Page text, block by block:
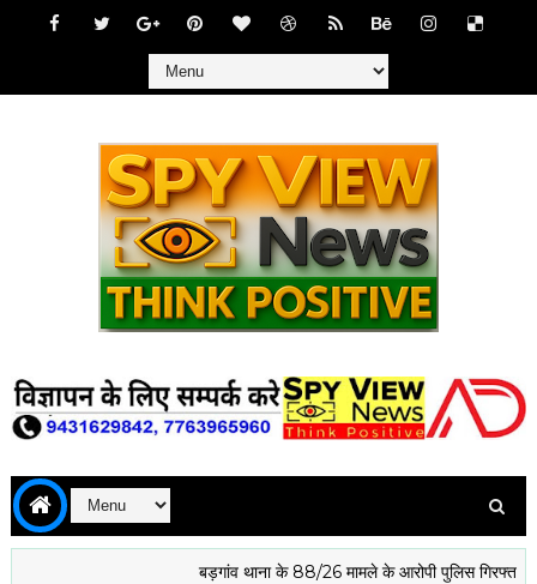
बड़गांव थाना के 88/26 मामले के आरोपी पुलिस गिरफ्त में